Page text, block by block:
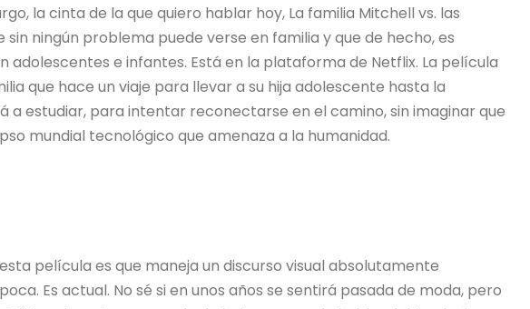
la cinta de la que quiero hablar hoy, La familia Mitchell vs. las
sin ningún problema puede verse en familia y que de hecho, es
e infantes. Está en la plataforma de Netflix. La película
que hace un viaje para llevar a su hija adolescente hasta la
a estudiar, para intentar reconectarse en el camino, sin imaginar que
mundial tecnológico que amenaza a la humanidad.
película es que maneja un discurso visual absolutamente
Es actual. No sé si en unos años se sentirá pasada de moda, pero